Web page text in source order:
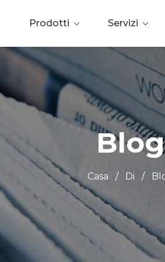
Prodotti Servizi
Blog
Casa / Di /